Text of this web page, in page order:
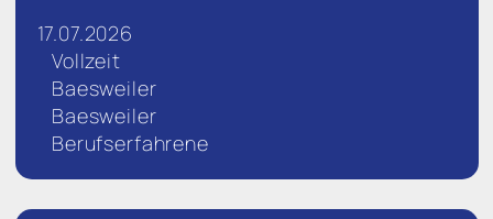
17.07.2026
Vollzeit
Baesweiler
Baesweiler
Berufserfahrene